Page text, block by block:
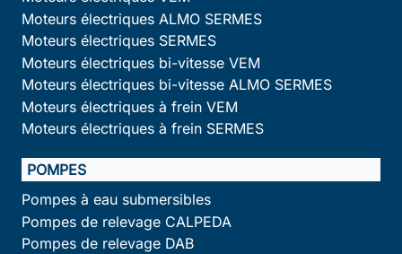
Moteurs électriques ALMO SERMES
Moteurs électriques SERMES
Moteurs électriques bi-vitesse VEM
Moteurs électriques bi-vitesse ALMO SERMES
Moteurs électriques à frein VEM
Moteurs électriques à frein SERMES
POMPES
Pompes à eau submersibles
Pompes de relevage CALPEDA
Pompes de relevage DAB